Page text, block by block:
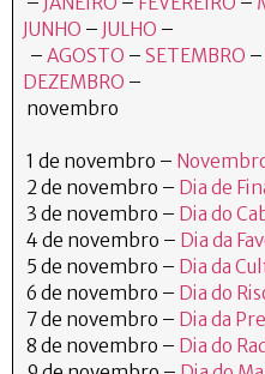
JUNHO – JULHO –
– AGOSTO – SETEMBRO –
DEZEMBRO –
novembro
1 de novembro –
2 de novembro – Dia de
3 de novembro – Dia do
4 de novembro – Dia da
5 de novembro – Dia da
6 de novembro – Dia do
7 de novembro – Dia da
8 de novembro – Dia do